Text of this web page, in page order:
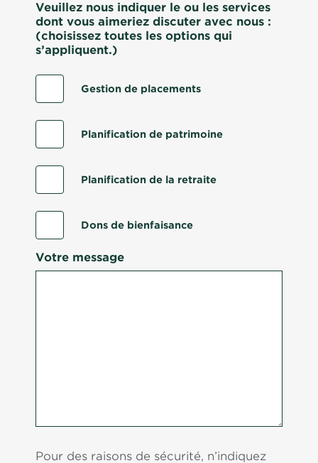
Veuillez nous indiquer le ou les services
dont vous aimeriez discuter avec nous :
(choisissez toutes les options qui
s’appliquent.)
Gestion de placements
Planification de patrimoine
Planification de la retraite
Dons de bienfaisance
Votre message
Pour des raisons de sécurité, n’indiquez